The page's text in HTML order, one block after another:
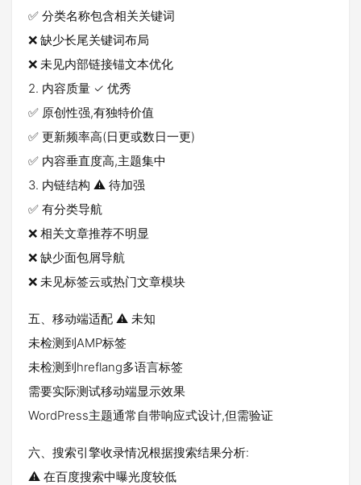
✅ 分类名称包含相关关键词
❌ 缺少长尾关键词布局
❌ 未见内部链接锚文本优化
2. 内容质量 ✓ 优秀
✅ 原创性强,有独特价值
✅ 更新频率高(日更或数日一更)
✅ 内容垂直度高,主题集中
3. 内链结构 ⚠️ 待加强
✅ 有分类导航
❌ 相关文章推荐不明显
❌ 缺少面包屑导航
❌ 未见标签云或热门文章模块
五、移动端适配 ⚠️ 未知
未检测到AMP标签
未检测到hreflang多语言标签
需要实际测试移动端显示效果
WordPress主题通常自带响应式设计,但需验证
六、搜索引擎收录情况根据搜索结果分析:
⚠️ 在百度搜索中曝光度较低